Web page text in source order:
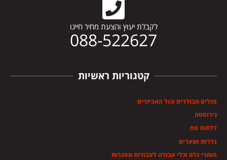
לקבלת יעוץ והצעת מחיר חייגו
088-522627
קטגוריות ראשיות
פנלים מבודדים וכול האביזרים
נירוסטה
דלתות פח
גדרות ושערים
חומרי גלם וכלי עבודה לעבודות מסגרות